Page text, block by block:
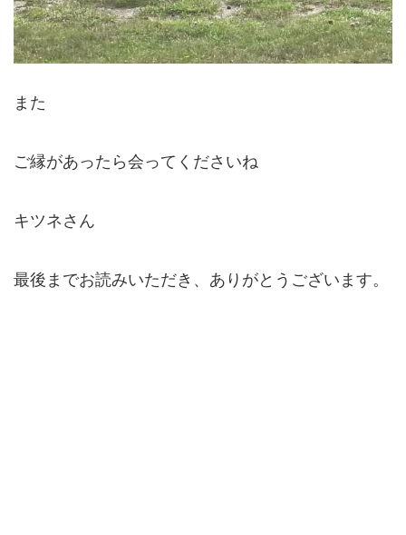
また
ご縁があったら会ってくださいね
キツネさん
最後までお読みいただき、ありがとうございます。